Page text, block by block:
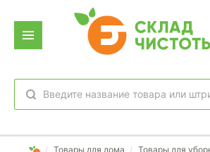
избранное вход
/ Товары для дома / Товары для